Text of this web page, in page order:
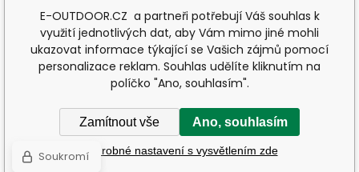
E-OUTDOOR.CZ a partneři potřebují Váš souhlas k
využití jednotlivých dat, aby Vám mimo jiné mohli
ukazovat informace týkající se Vašich zájmů pomocí
personalizace reklam. Souhlas udělíte kliknutím na
políčko "Ano, souhlasím".
Zamítnout vše Ano, souhlasím
Podrobné nastavení s vysvětlením zde
Soukromí